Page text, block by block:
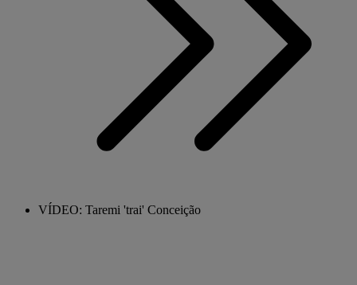
VÍDEO: Taremi 'trai' Conceição